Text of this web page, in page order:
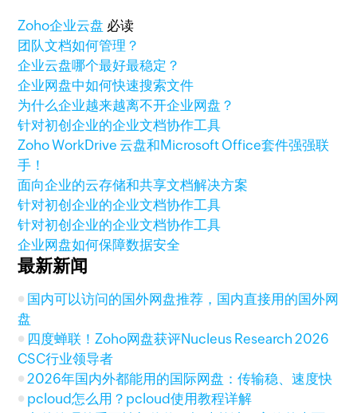
Zoho企业云盘 必读
团队文档如何管理？
企业云盘哪个最好最稳定？
企业网盘中如何快速搜索文件
为什么企业越来越离不开企业网盘？
针对初创企业的企业文档协作工具
Zoho WorkDrive 云盘和Microsoft Office套件强强联
手！
面向企业的云存储和共享文档解决方案
针对初创企业的企业文档协作工具
针对初创企业的企业文档协作工具
企业网盘如何保障数据安全
最新新闻
国内可以访问的国外网盘推荐，国内直接用的国外网
盘
四度蝉联！Zoho网盘获评Nucleus Research 2026
CSC行业领导者
2026年国内外都能用的国际网盘：传输稳、速度快
pcloud怎么用？pcloud使用教程详解